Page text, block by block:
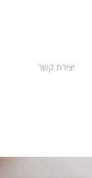
יצירת קשר